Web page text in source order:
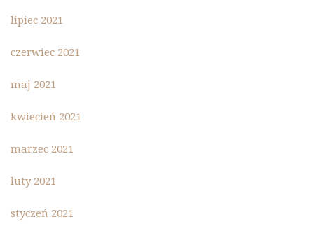
lipiec 2021
czerwiec 2021
maj 2021
kwiecień 2021
marzec 2021
luty 2021
styczeń 2021